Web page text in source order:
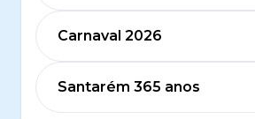
Carnaval 2026
Santarém 365 anos